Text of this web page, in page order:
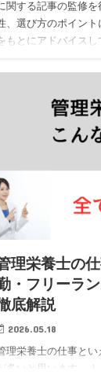
関する記事の監修
、選び方のポイン
もとにアドバイス
理栄養士の
・フリーラ
底解説
2026.05.18
理栄養士の仕事と
が多いと思います。